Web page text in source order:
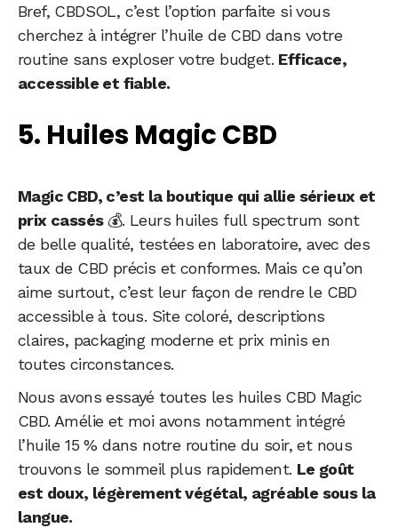
Bref, CBDSOL, c’est l’option parfaite si vous
cherchez à intégrer l’huile de CBD dans votre
routine sans exploser votre budget. Efficace,
accessible et fiable.
5. Huiles Magic CBD
Magic CBD, c’est la boutique qui allie sérieux et
prix cassés 💰. Leurs huiles full spectrum sont
de belle qualité, testées en laboratoire, avec des
taux de CBD précis et conformes. Mais ce qu’on
aime surtout, c’est leur façon de rendre le CBD
accessible à tous. Site coloré, descriptions
claires, packaging moderne et prix minis en
toutes circonstances.
Nous avons essayé toutes les huiles CBD Magic
CBD. Amélie et moi avons notamment intégré
l’huile 15 % dans notre routine du soir, et nous
trouvons le sommeil plus rapidement. Le goût
est doux, légèrement végétal, agréable sous la
langue.